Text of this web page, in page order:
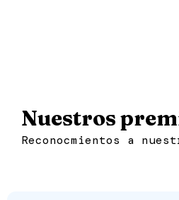
Nuestros
Reconocmientos a